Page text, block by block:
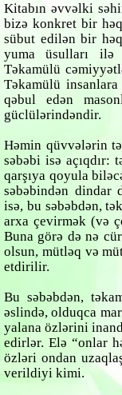
Kitabın əvvəlki
bizə konkret bir
sübut edilən bir
yuma üsulları ilə
Təkamülü
Təkamülü
qəbul edən
güclülərindəndir.
Həmin qüvvələrin
səbəbi isə
qarşıya qoyula
səbəbindən dindar
isə, bu səbəbdən,
arxa çevirmək (və
Buna görə də nə
olsun, mütləq və
etdirilir.
Bu səbəbdən,
əslində, olduqca
yalana özlərini
edirlər. Elə “onlar
özləri ondan
verildiyi kimi.